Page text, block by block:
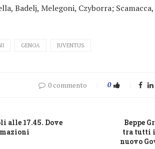
Badelj, Melegoni, Czyborra; Scamacca,
GENOA JUVENTUS
0 commento 0
alle 17.45. Dove
Beppe
tra tutti i
nuovo